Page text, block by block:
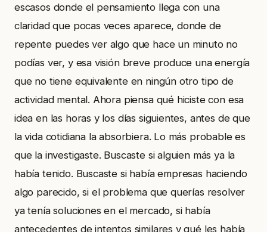
escasos donde el pensamiento llega con una
claridad que pocas veces aparece, donde de
repente puedes ver algo que hace un minuto no
podías ver, y esa visión breve produce una energía
que no tiene equivalente en ningún otro tipo de
actividad mental. Ahora piensa qué hiciste con esa
idea en las horas y los días siguientes, antes de que
la vida cotidiana la absorbiera. Lo más probable es
que la investigaste. Buscaste si alguien más ya la
había tenido. Buscaste si había empresas haciendo
algo parecido, si el problema que querías resolver
ya tenía soluciones en el mercado, si había
antecedentes de intentos similares y qué les había